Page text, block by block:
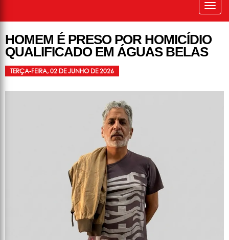
HOMEM É PRESO POR HOMICÍDIO
QUALIFICADO EM ÁGUAS BELAS
TERÇA-FEIRA, 02 DE JUNHO DE 2026